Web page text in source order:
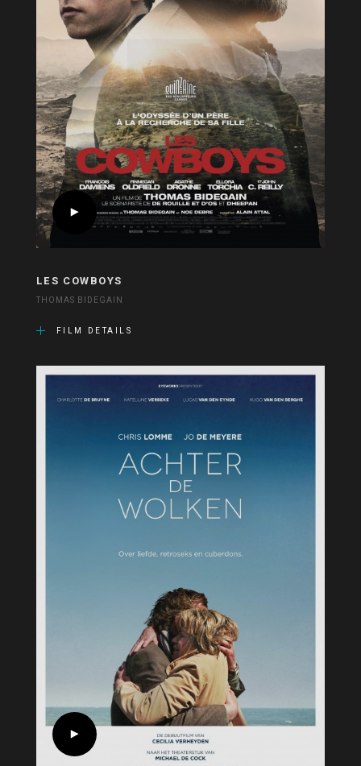
LES COWBOYS
THOMAS BIDEGAIN
FILM DETAILS